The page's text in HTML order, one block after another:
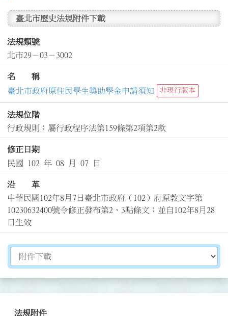
臺北市歷史法規附件下載
法規類號
北市29－03－3002
名 稱
臺北市政府原住民學生獎助學金申請須知
非現行版本
法規位階
行政規則：屬行政程序法第159條第2項第2款
修正日期
民國 102 年 08 月 07 日
沿 革
中華民國102年8月7日臺北市政府（102）府原教文字第
10230632400號令修正發布第2、3點條文；並自102年8月28
日生效
切換選擇法規資訊內容
法規附件